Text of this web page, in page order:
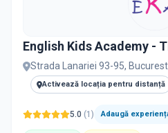
English Kids Academy -
Strada Lanariei 93-95,
Activează locația pentru distanță
5.0 (1 ) Adaugă